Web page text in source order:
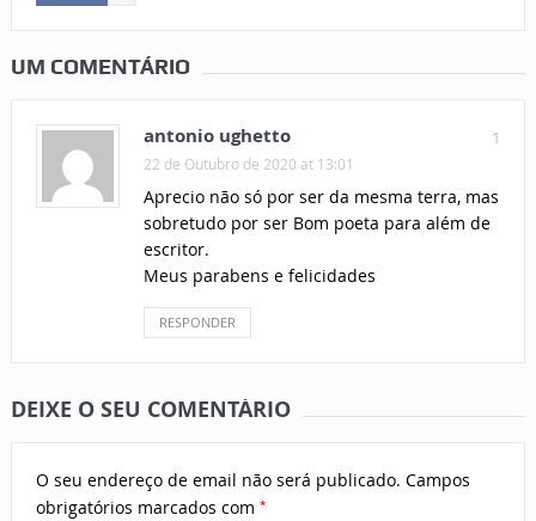
UM COMENTÁRIO
1
antonio ughetto
22 de Outubro de 2020 at 13:01
Aprecio não só por ser da mesma terra, mas
sobretudo por ser Bom poeta para além de
escritor.
Meus parabens e felicidades
RESPONDER
DEIXE O SEU COMENTÁRIO
O seu endereço de email não será publicado. Campos
obrigatórios marcados com *